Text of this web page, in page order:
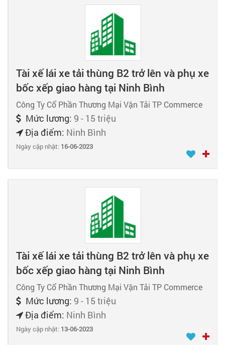
Tài xế lái xe tải thùng B2 trở lên và phụ xe
bốc xếp giao hàng tại Ninh Bình
Công Ty Cổ Phần Thương Mại Vận Tải TP Commerce
Mức lương: 9 - 15 triệu
Địa điểm: Ninh Bình
Ngày cập nhật: 16-06-2023
Tài xế lái xe tải thùng B2 trở lên và phụ xe
bốc xếp giao hàng tại Ninh Bình
Công Ty Cổ Phần Thương Mại Vận Tải TP Commerce
Mức lương: 9 - 15 triệu
Địa điểm: Ninh Bình
Ngày cập nhật: 13-06-2023